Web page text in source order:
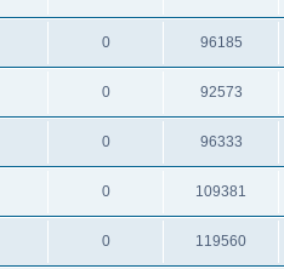
0 96185
0 92573
0 96333
0 109381
0 119560